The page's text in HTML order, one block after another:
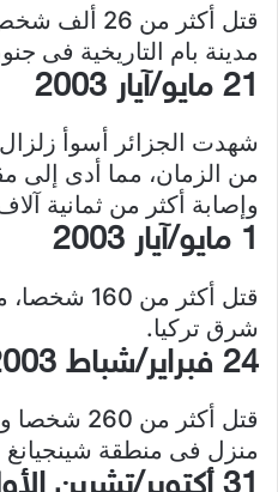
قتل أكثر من
مدينة بام التاريخية فى
21 مايو/آيار 2003
شهدت الجزائر أسوأ
من الزمان، مما أدى
وإصابة أكثر من ثمانية
1 مايو/آيار 2003
شرق تركيا.
24 فبراير/شباط 2003
منزل فى منطقة